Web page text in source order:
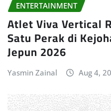
ENTERTAINMENT
Atlet Viva Vertical
Satu Perak di
Jepun 2026
Yasmin Zainal Aug 4,